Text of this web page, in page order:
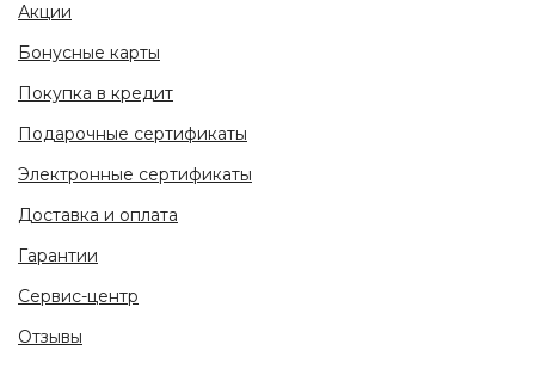
Акции
Бонусные карты
Покупка в кредит
Подарочные сертификаты
Электронные сертификаты
Доставка и оплата
Гарантии
Сервис-центр
Отзывы